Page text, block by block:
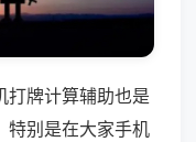
打牌计算辅助也是
特别是在大家手机